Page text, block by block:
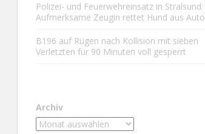
Polizei- und Feuerwehreinsatz in Stralsund:
Aufmerksame Zeugin rettet Hund aus Auto
B196 auf Rügen nach Kollision mit sieben
Verletzten für 90 Minuten voll gesperrt
Archiv